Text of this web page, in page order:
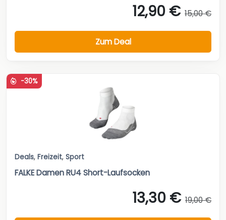
12,90 € 15,00 €
Zum Deal
-30%
Deals, Freizeit, Sport
FALKE Damen RU4 Short-Laufsocken
13,30 € 19,00 €